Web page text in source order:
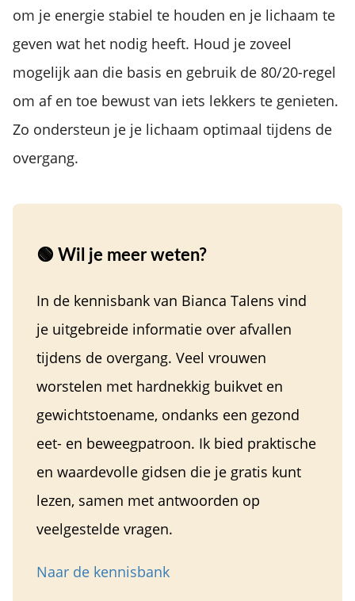
om je energie stabiel te houden en je lichaam te
geven wat het nodig heeft. Houd je zoveel
mogelijk aan die basis en gebruik de 80/20-regel
om af en toe bewust van iets lekkers te genieten.
Zo ondersteun je je lichaam optimaal tijdens de
overgang.
🟢 Wil je meer weten?
In de kennisbank van Bianca Talens vind
je uitgebreide informatie over afvallen
tijdens de overgang. Veel vrouwen
worstelen met hardnekkig buikvet en
gewichtstoename, ondanks een gezond
eet- en beweegpatroon. Ik bied praktische
en waardevolle gidsen die je gratis kunt
lezen, samen met antwoorden op
veelgestelde vragen.
Naar de kennisbank